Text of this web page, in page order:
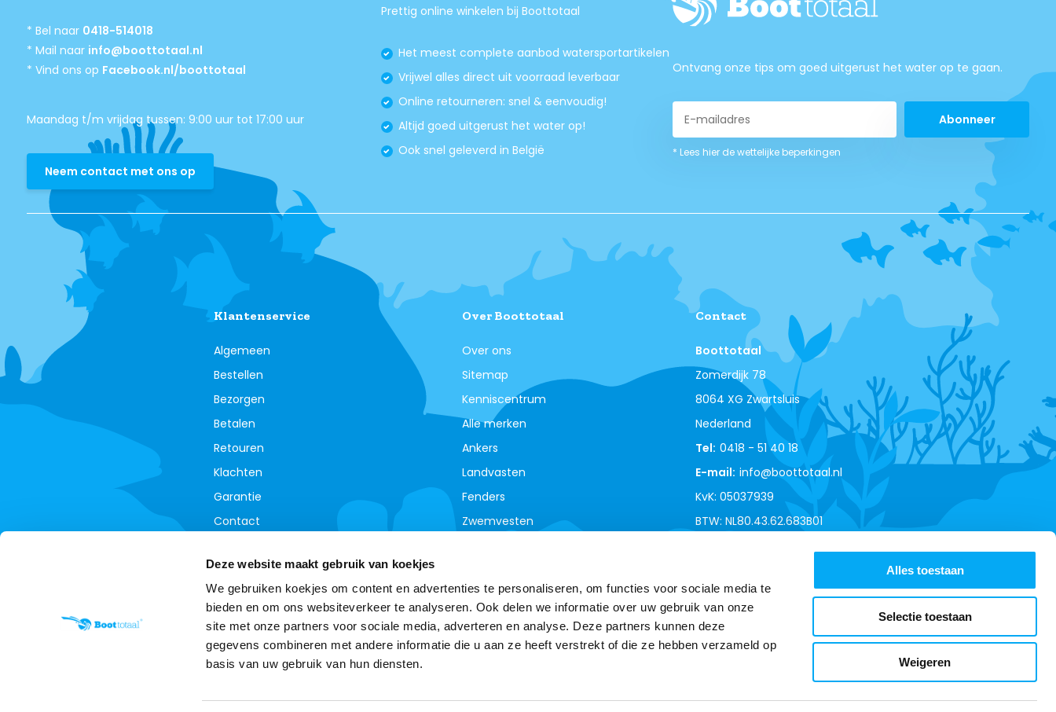
Deze website maakt gebruik van koekjes
We gebruiken koekjes om content en advertenties te personaliseren, om functies voor sociale media te
bieden en om ons websiteverkeer te analyseren. Ook delen we informatie over uw gebruik van onze
site met onze partners voor sociale media, adverteren en analyse. Deze partners kunnen deze
gegevens combineren met andere informatie die u aan ze heeft verstrekt of die ze hebben verzameld op
basis van uw gebruik van hun diensten.
Alles toestaan
Selectie toestaan
Weigeren
* Bel naar 0418-514018
* Mail naar info@boottotaal.nl
* Vind ons op Facebook.nl/boottotaal
Maandag t/m vrijdag tussen: 9:00 uur tot 17:00 uur
Neem contact met ons op
Prettig online winkelen bij Boottotaal
Het meest complete aanbod watersportartikelen
Vrijwel alles direct uit voorraad leverbaar
Online retourneren: snel & eenvoudig!
Altijd goed uitgerust het water op!
Ook snel geleverd in België
Ontvang onze tips om goed uitgerust het water op te gaan.
Abonneer
* Lees hier de wettelijke beperkingen
Klantenservice
Algemeen
Bestellen
Bezorgen
Betalen
Retouren
Klachten
Garantie
Contact
Over Boottotaal
Over ons
Sitemap
Kenniscentrum
Alle merken
Ankers
Landvasten
Fenders
Zwemvesten
Contact
Boottotaal
Zomerdijk 78
8064 XG Zwartsluis
Nederland
Tel: 0418 - 51 40 18
E-mail: info@boottotaal.nl
KvK: 05037939
BTW: NL80.43.62.683B01
© Copyright 2026 - Theme By
van de Benelux !9,0- Ratings